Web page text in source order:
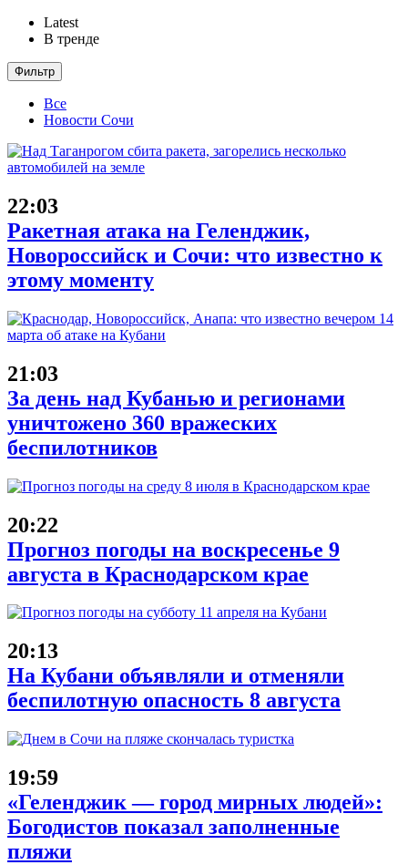
Latest
В тренде
Фильтр
Все
Новости Сочи
22:03
Ракетная атака на Геленджик,
Новороссийск и Сочи: что известно к
этому моменту
21:03
За день над Кубанью и регионами
уничтожено 360 вражеских
беспилотников
20:22
Прогноз погоды на воскресенье 9
августа в Краснодарском крае
20:13
На Кубани объявляли и отменяли
беспилотную опасность 8 августа
19:59
«Геленджик — город мирных людей»:
Богодистов показал заполненные
пляжи